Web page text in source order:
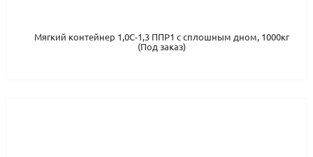
Мягкий контейнер 1,0С-1,3 ППР1 с сплошным дном, 1000кг
(Под заказ)